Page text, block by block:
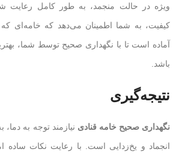
ویژه در حالت منجمد، به طور کامل رعایت
کیفیت، به شما اطمینان می‌دهد که خامه‌ای که
آماده است تا با نگهداری صحیح توسط شما،
باشد.
نتیجه‌گیری
نگهداری صحیح خامه قنادی نیازمند توجه به
انجماد و یخ‌زدایی است. با رعایت نکات ساده